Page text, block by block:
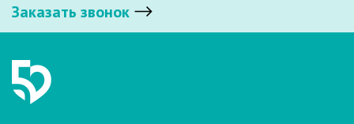
Заказать звонок